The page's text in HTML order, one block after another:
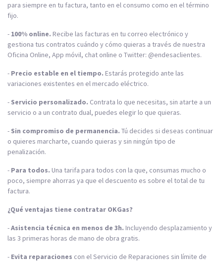
para siempre en tu factura, tanto en el consumo como en el término
fijo.
- 100% online. Recibe las facturas en tu correo electrónico y
gestiona tus contratos cuándo y cómo quieras a través de nuestra
Oficina Online, App móvil, chat online o Twitter: @endesaclientes.
- Precio estable en el tiempo. Estarás protegido ante las
variaciones existentes en el mercado eléctrico.
- Servicio personalizado. Contrata lo que necesitas, sin atarte a un
servicio o a un contrato dual, puedes elegir lo que quieras.
- Sin compromiso de permanencia. Tú decides si deseas continuar
o quieres marcharte, cuando quieras y sin ningún tipo de
penalización.
- Para todos. Una tarifa para todos con la que, consumas mucho o
poco, siempre ahorras ya que el descuento es sobre el total de tu
factura.
¿Qué ventajas tiene contratar OKGas?
-Asistencia técnica en menos de 3h. Incluyendo desplazamiento y
las 3 primeras horas de mano de obra gratis.
- Evita reparaciones con el Servicio de Reparaciones sin límite de